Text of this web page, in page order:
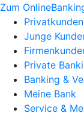
Zum
Privatkunden
Junge
Private
Banking &
Meine Bank
Service &